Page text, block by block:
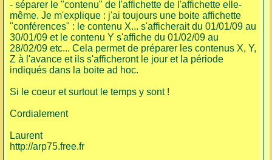
- séparer le "contenu" de l'affichette de l'affichette elle-
même. Je m'explique : j'ai toujours une boite affichette
"conférences" : le contenu X... s'afficherait du 01/01/09 au
30/01/09 et le contenu Y s'affiche du 01/02/09 au
28/02/09 etc... Cela permet de préparer les contenus X, Y,
Z à l'avance et ils s'afficheront le jour et la période
indiqués dans la boite ad hoc.
Si le coeur et surtout le temps y sont !
Cordialement
Laurent
http://arp75.free.fr